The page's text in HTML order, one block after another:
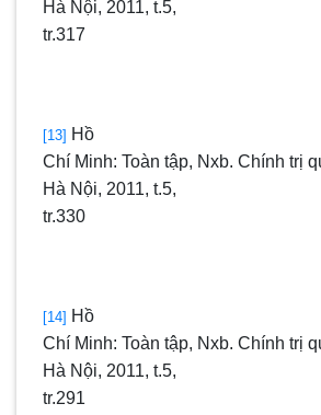
Hà Nội, 2011, t.5,
tr.317
[13] Hồ
Chí Minh: Toàn tập, Nxb. Chính trị
Hà Nội, 2011, t.5,
tr.330
[14] Hồ
Chí Minh: Toàn tập, Nxb. Chính trị
Hà Nội, 2011, t.5,
tr.291